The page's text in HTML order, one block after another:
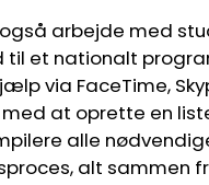
også arbejde med
til et nationalt
via FaceTime,
at oprette en
alle
alt sammen